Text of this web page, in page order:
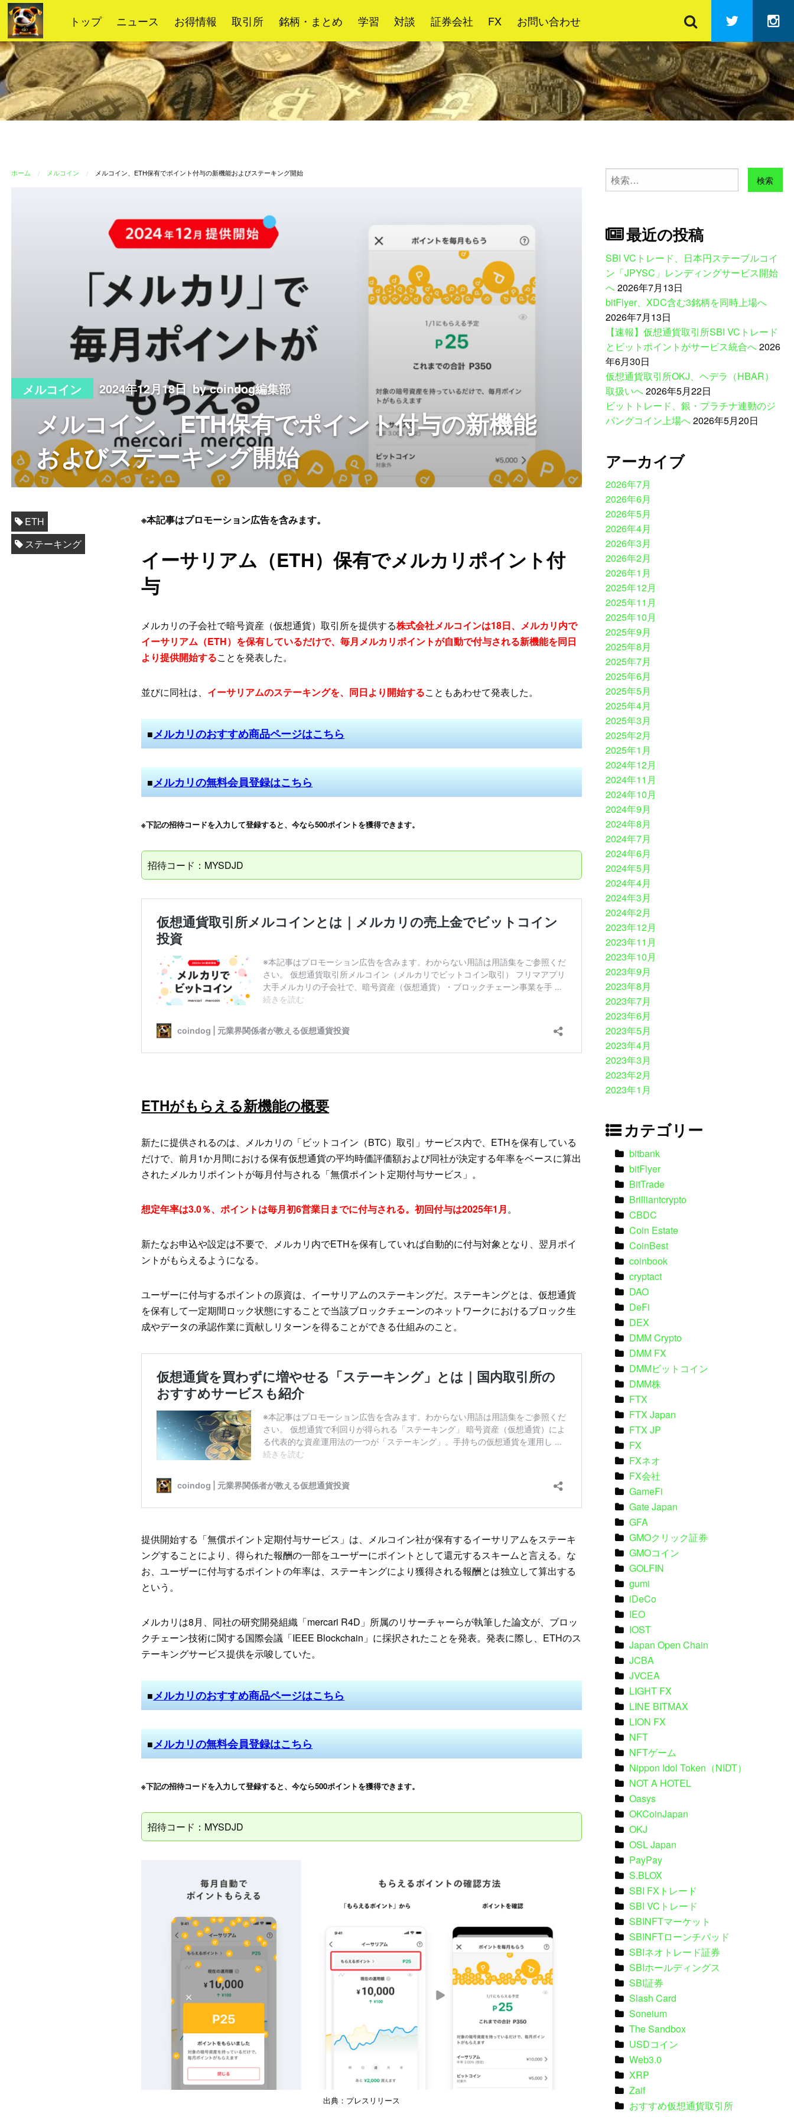
コ
ン
テ
ン
ツ
へ
ス
キ
ッ
トップ ニュース お得情報 取引所 銘柄・まとめ 学習 対談 証券会社 FX お問い合わせ Twitter
ホーム メルコイン メルコイン、ETH保有でポイント付与の新機能およびステーキング開始
メルコイン 2024年12月18日 by coindog編集部
メルコイン、ETH保有でポイント付与の新機能
およびステーキング開始
※本記事はプロモーション広告を含みます。
イーサリアム（ETH）保有でメルカリポイント付
与
メルカリの子会社で暗号資産（仮想通貨）取引所を提供する株式会社メルコインは18日、メルカリ内で
イーサリアム（ETH）を保有しているだけで、毎月メルカリポイントが自動で付与される新機能を同日
より提供開始することを発表した。
並びに同社は、 イーサリアムのステーキングを、同日より開始することもあわせて発表した。
■メルカリのおすすめ商品ページはこちら
■メルカリの無料会員登録はこちら
※下記の招待コードを入力して登録すると、今なら500ポイントを獲得できます。
招待コード：MYSDJD
ETHがもらえる新機能の概要
新たに提供されるのは、メルカリの「ビットコイン（BTC）取引」サービス内で、ETHを保有している
だけで、前月1か月間における保有仮想通貨の平均時価評価額および同社が決定する年率をベースに算出
されたメルカリポイントが毎月付与される「無償ポイント定期付与サービス」。
想定年率は3.0％、ポイントは毎月初6営業日までに付与される。初回付与は2025年1月。
新たなお申込や設定は不要で、メルカリ内でETHを保有していれば自動的に付与対象となり、翌月ポイ
ントがもらえるようになる。
ユーザーに付与するポイントの原資は、イーサリアムのステーキングだ。ステーキングとは、仮想通貨
を保有して一定期間ロック状態にすることで当該ブロックチェーンのネットワークにおけるブロック生
成やデータの承認作業に貢献しリターンを得ることができる仕組みのこと。
提供開始する「無償ポイント定期付与サービス」は、メルコイン社が保有するイーサリアムをステーキ
ングすることにより、得られた報酬の一部をユーザーにポイントとして還元するスキームと言える。な
お、ユーザーに付与するポイントの年率は、ステーキングにより獲得される報酬とは独立して算出する
という。
メルカリは8月、同社の研究開発組織「mercari R4D」所属のリサーチャーらが執筆した論文が、ブロッ
クチェーン技術に関する国際会議「IEEE Blockchain」に採択されたことを発表。発表に際し、ETHのス
テーキングサービス提供を示唆していた。
■メルカリのおすすめ商品ページはこちら
■メルカリの無料会員登録はこちら
※下記の招待コードを入力して登録すると、今なら500ポイントを獲得できます。
招待コード：MYSDJD
出典：プレスリリース
ETH
ステーキング
検
索:
最近の投稿
SBI VCトレード、日本円ステーブルコイ
ン「JPYSC」レンディングサービス開始
へ2026年7月13日
bitFlyer、XDC含む3銘柄を同時上場へ
2026年7月13日
【速報】仮想通貨取引所SBI VCトレード
とビットポイントがサービス統合へ2026
年6月30日
仮想通貨取引所OKJ、ヘデラ（HBAR）
取扱いへ2026年5月22日
ビットトレード、銀・プラチナ連動のジ
パングコイン上場へ2026年5月20日
アーカイブ
2026年7月
2026年6月
2026年5月
2026年4月
2026年3月
2026年2月
2026年1月
2025年12月
2025年11月
2025年10月
2025年9月
2025年8月
2025年7月
2025年6月
2025年5月
2025年4月
2025年3月
2025年2月
2025年1月
2024年12月
2024年11月
2024年10月
2024年9月
2024年8月
2024年7月
2024年6月
2024年5月
2024年4月
2024年3月
2024年2月
2023年12月
2023年11月
2023年10月
2023年9月
2023年8月
2023年7月
2023年6月
2023年5月
2023年4月
2023年3月
2023年2月
2023年1月
カテゴリー
bitbank
bitFlyer
BitTrade
Brilliantcrypto
CBDC
Coin Estate
CoinBest
coinbook
cryptact
DAO
DeFi
DEX
DMM Crypto
DMM FX
DMMビットコイン
DMM株
FTX
FTX Japan
FTX JP
FX
FXネオ
FX会社
GameFi
Gate Japan
GFA
GMOクリック証券
GMOコイン
GOLFIN
gumi
iDeCo
IEO
IOST
Japan Open Chain
JCBA
JVCEA
LIGHT FX
LINE BITMAX
LION FX
NFT
NFTゲーム
Nippon Idol Token（NIDT）
NOT A HOTEL
Oasys
OKCoinJapan
OKJ
OSL Japan
PayPay
S.BLOX
SBI FXトレード
SBI VCトレード
SBINFTマーケット
SBINFTローンチパッド
SBIネオトレード証券
SBIホールディングス
SBI証券
Slash Card
Soneium
The Sandbox
USDコイン
Web3.0
XRP
Zaif
おすすめ仮想通貨取引所